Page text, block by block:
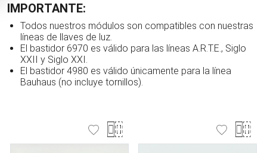
IMPORTANTE:
Todos nuestros módulos son compatibles con nuestras
líneas de llaves de luz.
El bastidor 6970 es válido para las líneas A.R.T.E., Siglo
XXII y Siglo XXI.
El bastidor 4980 es válido únicamente para la línea
Bauhaus (no incluye tornillos).